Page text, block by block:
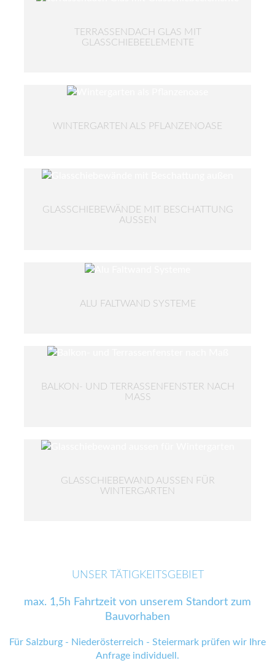
TERRASSENDACH GLAS MIT
GLASSCHIEBEELEMENTE
WINTERGARTEN ALS PFLANZENOASE
GLASSCHIEBEWÄNDE MIT BESCHATTUNG
AUSSEN
ALU FALTWAND SYSTEME
BALKON- UND TERRASSENFENSTER NACH
MASS
GLASSCHIEBEWAND AUSSEN FÜR
WINTERGARTEN
UNSER TÄTIGKEITSGEBIET
max. 1,5h Fahrtzeit von unserem Standort zum
Bauvorhaben
Für Salzburg - Niederösterreich - Steiermark prüfen wir Ihre
Anfrage individuell.